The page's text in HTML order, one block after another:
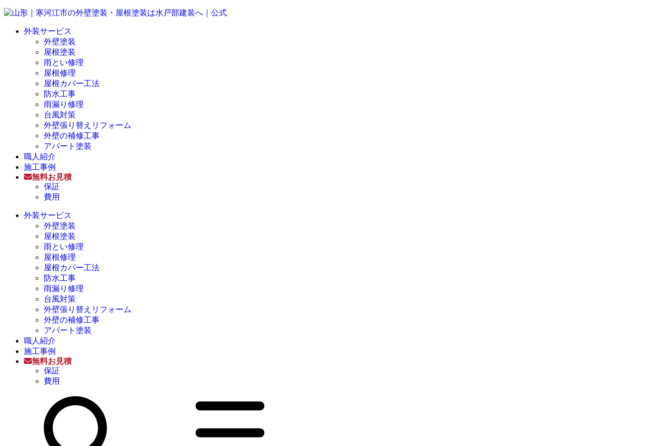
外装サービス
外壁塗装
屋根塗装
雨とい修理
屋根修理
屋根カバー工法
防水工事
雨漏り修理
台風対策
外壁張り替えリフォーム
外壁の補修工事
アパート塗装
職人紹介
施工事例
無料お見積
保証
費用
外装サービス
外壁塗装
屋根塗装
雨とい修理
屋根修理
屋根カバー工法
防水工事
雨漏り修理
台風対策
外壁張り替えリフォーム
外壁の補修工事
アパート塗装
職人紹介
施工事例
無料お見積
保証
費用